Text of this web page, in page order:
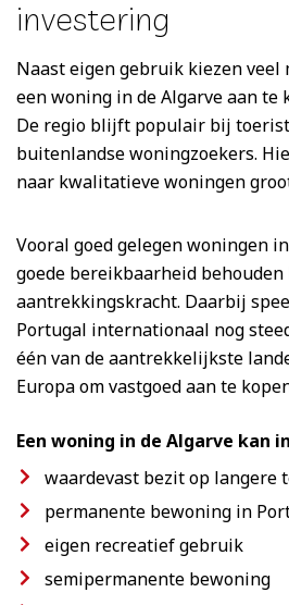
investering
Naast eigen gebruik kiezen veel
een woning in de Algarve aan te
De regio blijft populair bij
buitenlandse woningzoekers.
naar kwalitatieve woningen
Vooral goed gelegen woningen
goede bereikbaarheid behouden
aantrekkingskracht. Daarbij
Portugal internationaal nog
één van de aantrekkelijkste
Europa om vastgoed aan te
Een woning in de Algarve kan
waardevast bezit op langere
permanente bewoning in
eigen recreatief gebruik
semipermanente bewoning